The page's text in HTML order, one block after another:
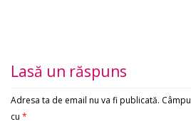
Lasă un răspuns
Adresa ta de email nu va fi publicată.
cu *